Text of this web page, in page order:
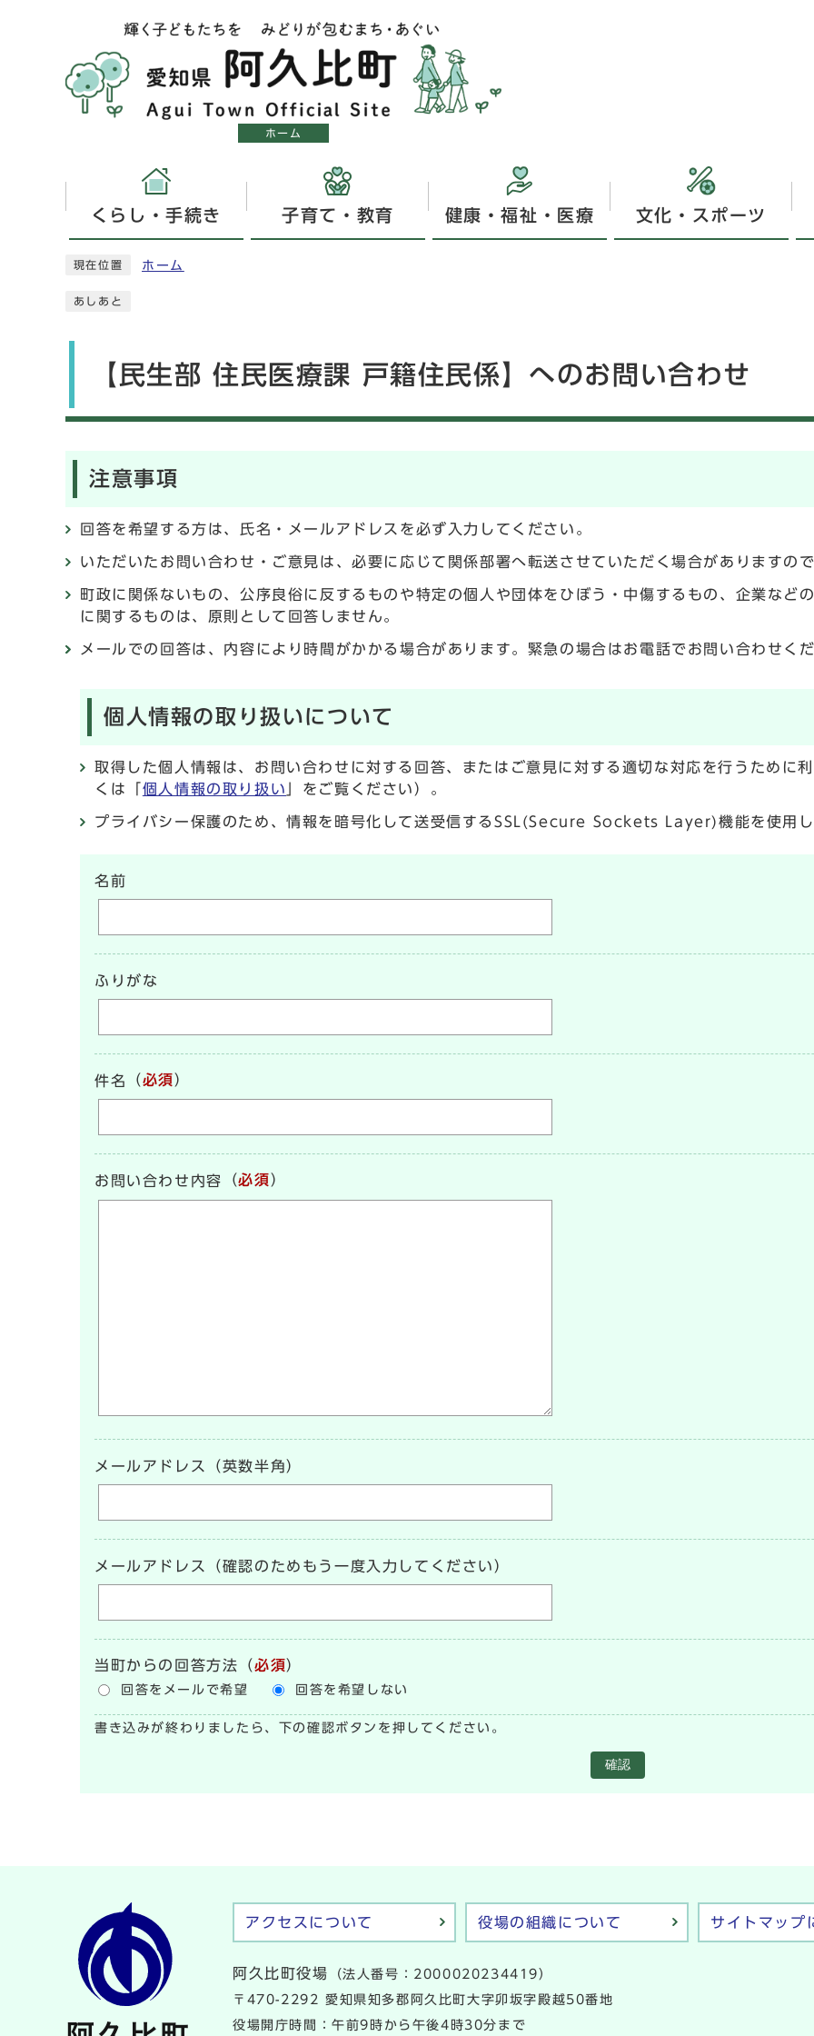
ホーム
くらし・手続き 子育て・教育 健康・福祉・医療 文化・スポーツ
現在位置 ホーム
あしあと
【民生部 住民医療課 戸籍住民係】へのお問い合わせ
注意事項
回答を希望する方は、氏名・メールアドレスを必ず入力してください。
いただいたお問い合わせ・ご意見は、必要に応じて関係部署へ転送させていただく場合がありますの
町政に関係ないもの、公序良俗に反するものや特定の個人や団体をひぼう・中傷するもの、企業など
に関するものは、原則として回答しません。
メールでの回答は、内容により時間がかかる場合があります。緊急の場合はお電話でお問い合わせくだ
個人情報の取り扱いについて
取得した個人情報は、お問い合わせに対する回答、またはご意見に対する適切な対応を行うために
くは「 個人情報の取り扱い 」をご覧ください）。
プライバシー保護のため、情報を暗号化して送受信するSSL(Secure Sockets Layer)機能を使用し
名前
ふりがな
件名 （必須）
お問い合わせ内容 （必須）
メールアドレス（英数半角）
メールアドレス（確認のためもう一度入力してください）
当町からの回答方法 （必須）
回答をメールで希望 回答を希望しない
書き込みが終わりましたら、下の確認ボタンを押してください。
確認
アクセスについて 役場の組織について サイトマップ
阿久比町役場
（法人番号：2000020234419）
〒470-2292 愛知県知多郡阿久比町大字卯坂字殿越50番地
役場開庁時間：午前9時から午後4時30分まで